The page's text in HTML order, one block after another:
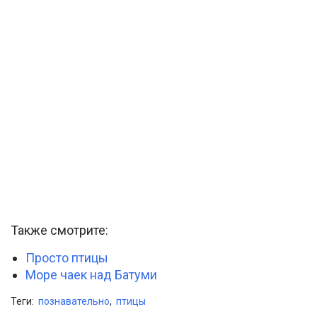
Также смотрите:
Просто птицы
Море чаек над Батуми
Теги: познавательно, птицы